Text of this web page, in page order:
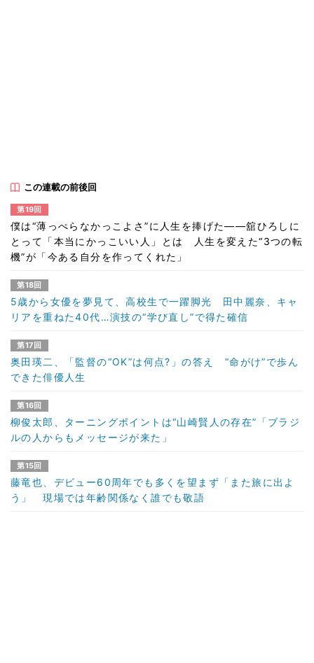
この連載の前後回
第19回
僕は“薄っぺらなかっこよさ”に人生を捧げた――舘ひろしに
とって「本当にかっこいい人」とは 人生を変えた“3つの転
機”が「今ある自分を作ってくれた」
第18回
5歳から女優を夢見て、高校生で一躍脚光 田中麗奈、キャ
リアを重ねた40代…演技の“学び直し”で得た確信
第17回
奥田瑛二、「監督の“OK”は何点?」の答え “命がけ”で歩ん
できた俳優人生
第16回
柳俊太郎、ターニングポイントは“山崎賢人の存在”「ブラジ
ルの人からもメッセージが来た」
第15回
藤竜也、デビュー60周年でも多くを望まず「また旅に出よ
う」 現場では年齢関係なく誰でも敬語